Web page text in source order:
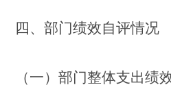
四、部门绩效自评情况
（一）部门整体支出绩